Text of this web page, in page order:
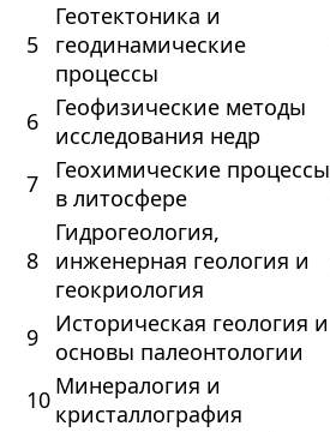
5
Геотектоника и
геодинамические
процессы
6
Геофизические методы
исследования недр
7
Геохимические процессы
в литосфере
8
Гидрогеология,
инженерная геология и
геокриология
9
Историческая геология и
основы палеонтологии
10 Минералогия и
кристаллография